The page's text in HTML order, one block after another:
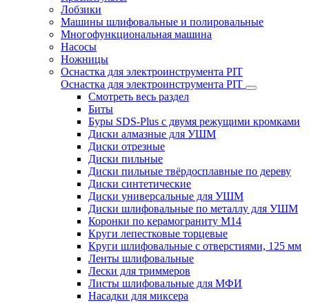
Лобзики
Машины шлифовальные и полировальные
Многофункциональная машина
Насосы
Ножницы
Оснастка для электроинструмента PIT
Оснастка для электроинструмента PIT
Смотреть весь раздел
Биты
Буры SDS-Plus c двумя режущими кромками
Диски алмазные для УШМ
Диски отрезные
Диски пильные
Диски пильные твёрдосплавные по дереву
Диски синтетические
Диски универсальные для УШМ
Диски шлифовальные по металлу для УШМ
Коронки по керамограниту M14
Круги лепестковые торцевые
Круги шлифовальные с отверстиями, 125 мм
Ленты шлифовальные
Лески для триммеров
Листы шлифовальные для МФИ
Насадки для миксера